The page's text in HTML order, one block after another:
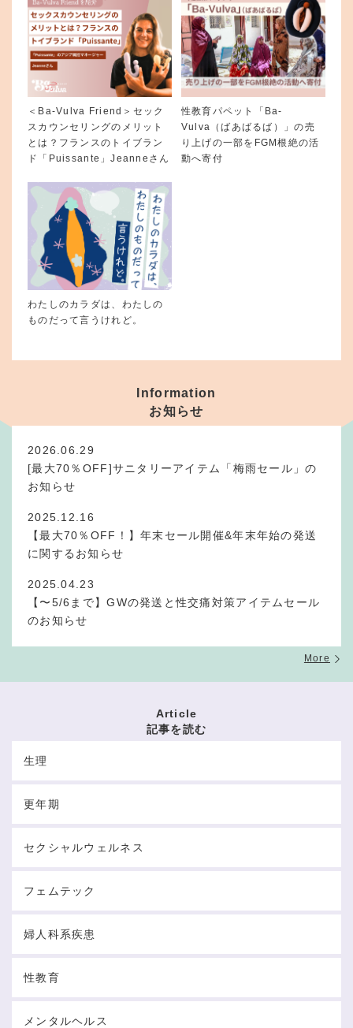
＜Ba-Vulva Friend＞セック
スカウンセリングのメリット
とは？フランスのトイブラン
ド「Puissante」Jeanneさん
性教育パペット「Ba-
Vulva（ばあばるば）」の売
り上げの一部をFGM根絶の活
動へ寄付
わたしのカラダは、わたしの
ものだって言うけれど。
Information
お知らせ
2026.06.29
[最大70％OFF]サニタリーアイテム「梅雨セール」の
お知らせ
2025.12.16
【最大70％OFF！】年末セール開催&年末年始の発送
に関するお知らせ
2025.04.23
【〜5/6まで】GWの発送と性交痛対策アイテムセール
のお知らせ
More
Article
記事を読む
生理
更年期
セクシャルウェルネス
フェムテック
婦人科系疾患
性教育
メンタルヘルス